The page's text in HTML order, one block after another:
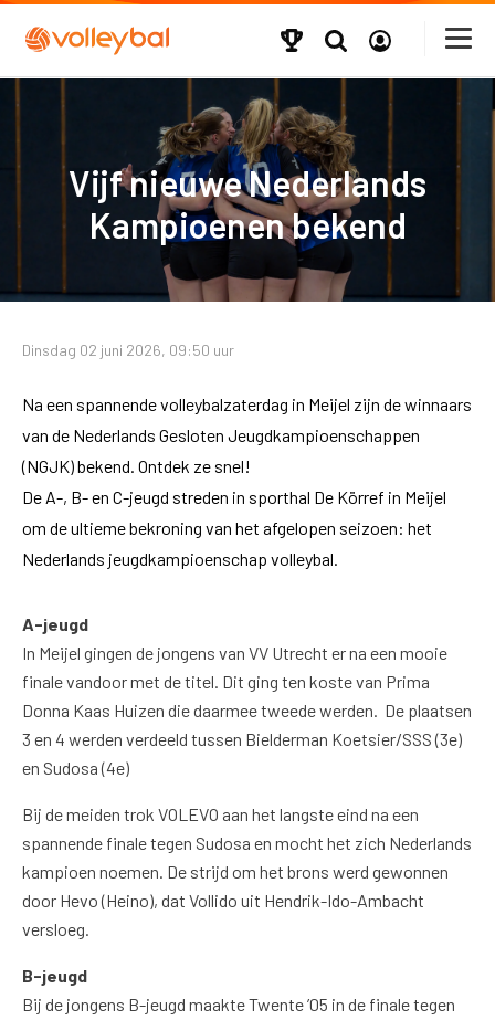
Vijf nieuwe Nederlands
Kampioenen bekend
Dinsdag 02 juni 2026, 09:50 uur
Na een spannende volleybalzaterdag in Meijel zijn de winnaars
van de Nederlands Gesloten Jeugdkampioenschappen
(NGJK) bekend. Ontdek ze snel!
De A-, B- en C-jeugd streden in sporthal De Körref in Meijel
om de ultieme bekroning van het afgelopen seizoen: het
Nederlands jeugdkampioenschap volleybal.
A-jeugd
In Meijel gingen de jongens van VV Utrecht er na een mooie
finale vandoor met de titel. Dit ging ten koste van Prima
Donna Kaas Huizen die daarmee tweede werden. De plaatsen
3 en 4 werden verdeeld tussen Bielderman Koetsier/SSS (3e)
en Sudosa (4e)
Bij de meiden trok VOLEVO aan het langste eind na een
spannende finale tegen Sudosa en mocht het zich Nederlands
kampioen noemen. De strijd om het brons werd gewonnen
door Hevo (Heino), dat Vollido uit Hendrik-Ido-Ambacht
versloeg.
B-jeugd
Bij de jongens B-jeugd maakte Twente ’05 in de finale tegen